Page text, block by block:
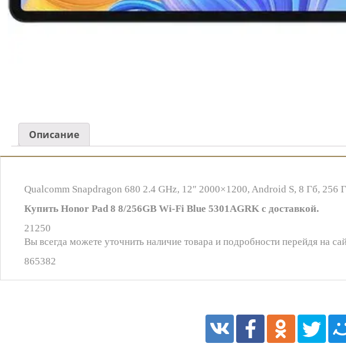
Описание
Qualcomm Snapdragon 680 2.4 GHz, 12″ 2000×1200, Android S, 8 Гб, 256
Купить Honor Pad 8 8/256GB Wi-Fi Blue 5301AGRK с доставкой.
21250
Вы всегда можете уточнить наличие товара и подробности перейдя на
865382